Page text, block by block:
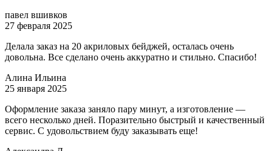
павел вшивков
27 февраля 2025
Делала заказ на 20 акриловых бейджей, осталась очень
довольна. Все сделано очень аккуратно и стильно. Спасибо!
Алина Ильина
25 января 2025
Оформление заказа заняло пару минут, а изготовление —
всего несколько дней. Поразительно быстрый и качественный
сервис. С удовольствием буду заказывать еще!